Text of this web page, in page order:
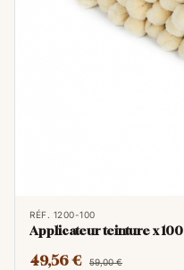
RÉF. 1200-100
Applicateur teinture x 100
49,56 € 59,00 €